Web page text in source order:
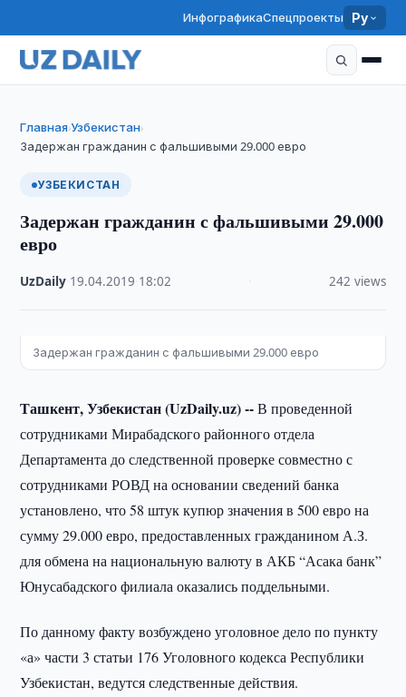
ИнфографикаСпецпроекты Ру
Главная›Узбекистан›
Задержан гражданин с фальшивыми 29.000 евро
УЗБЕКИСТАН
Задержан гражданин с фальшивыми 29.000
евро
UzDaily 19.04.2019 18:02 242 views
Задержан гражданин с фальшивыми 29.000 евро
Ташкент, Узбекистан (UzDaily.uz) --В проведенной
сотрудниками Мирабадского районного отдела
Департамента до следственной проверке совместно с
сотрудниками РОВД на основании сведений банка
установлено, что 58 штук купюр значения в 500 евро на
сумму 29.000 евро, предоставленных гражданином А.З.
для обмена на национальную валюту в АКБ “Асака банк”
Юнусабадского филиала оказались поддельными.
По данному факту возбуждено уголовное дело по пункту
«а» части 3 статьи 176 Уголовного кодекса Республики
Узбекистан, ведутся следственные действия.